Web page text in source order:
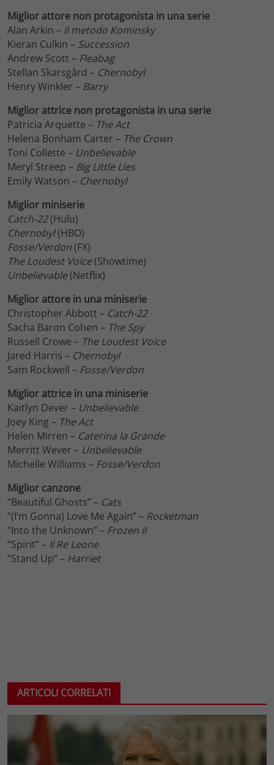
Miglior attore non protagonista in una serie
Alan Arkin – Il metodo Kominsky
Kieran Culkin – Succession
Andrew Scott – Fleabag
Stellan Skarsgård – Chernobyl
Henry Winkler – Barry
Miglior attrice non protagonista in una serie
Patricia Arquette – The Act
Helena Bonham Carter – The Crown
Toni Collette – Unbelievable
Meryl Streep – Big Little Lies
Emily Watson – Chernobyl
Miglior miniserie
Catch-22(Hulu)
Chernobyl(HBO)
Fosse/Verdon(FX)
The Loudest Voice(Showtime)
Unbelievable(Netflix)
Miglior attore in una miniserie
Christopher Abbott – Catch-22
Sacha Baron Cohen – The Spy
Russell Crowe – The Loudest Voice
Jared Harris – Chernobyl
Sam Rockwell – Fosse/Verdon
Miglior attrice in una miniserie
Kaitlyn Dever – Unbelievable
Joey King – The Act
Helen Mirren – Caterina la Grande
Merritt Wever – Unbelievable
Michelle Williams – Fosse/Verdon
Miglior canzone
“Beautiful Ghosts” – Cats
“(I’m Gonna) Love Me Again” – Rocketman
“Into the Unknown” – Frozen II
“Spirit” – Il Re Leone
“Stand Up” – Harriet
ARTICOLI CORRELATI